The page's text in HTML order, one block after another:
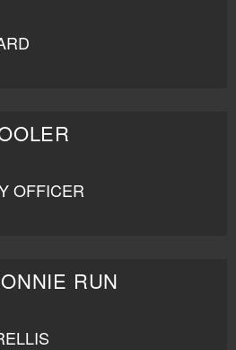
OFFICER
RUN